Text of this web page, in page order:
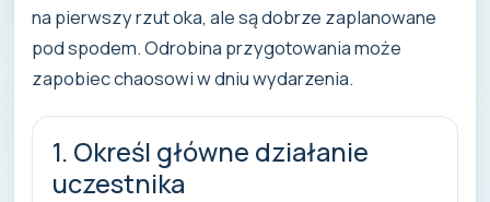
na pierwszy rzut oka, ale są dobrze zaplanowane
pod spodem. Odrobina przygotowania może
zapobiec chaosowi w dniu wydarzenia.
1. Określ główne działanie
uczestnika